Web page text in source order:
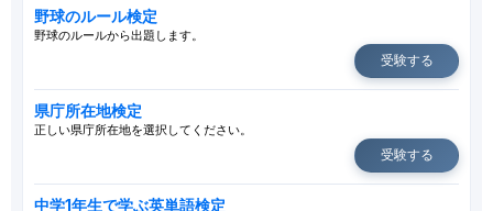
野球のルール検定
野球のルールから出題します。
受験する
県庁所在地検定
正しい県庁所在地を選択してください。
受験する
中学1年生で学ぶ英単語検定